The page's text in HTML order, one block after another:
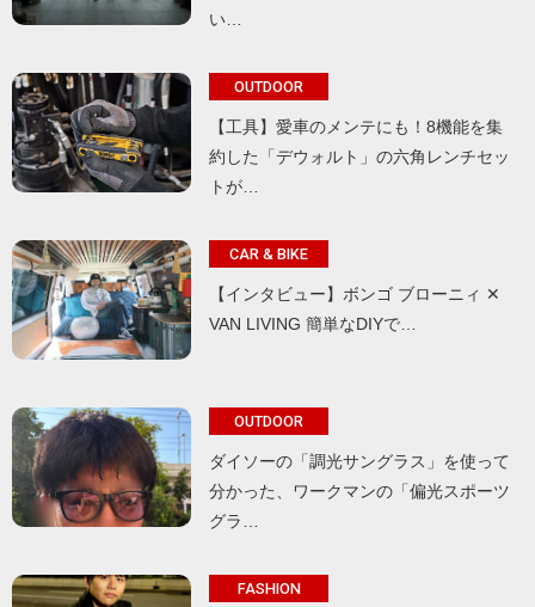
い…
OUTDOOR
【工具】愛車のメンテにも！8機能を集
約した「デウォルト」の六角レンチセッ
トが…
CAR & BIKE
【インタビュー】ボンゴ ブローニィ ✕
VAN LIVING 簡単なDIYで…
OUTDOOR
ダイソーの「調光サングラス」を使って
分かった、ワークマンの「偏光スポーツ
グラ…
FASHION